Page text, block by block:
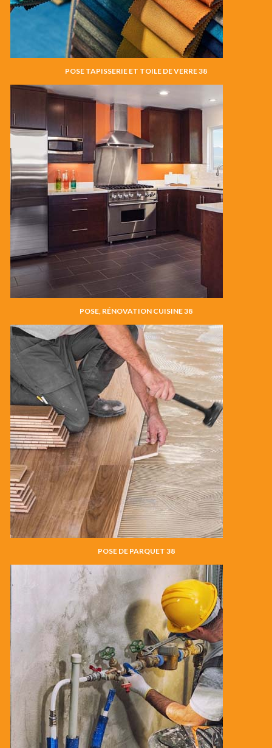
POSE TAPISSERIE ET TOILE DE VERRE 38
POSE, RÉNOVATION CUISINE 38
POSE DE PARQUET 38